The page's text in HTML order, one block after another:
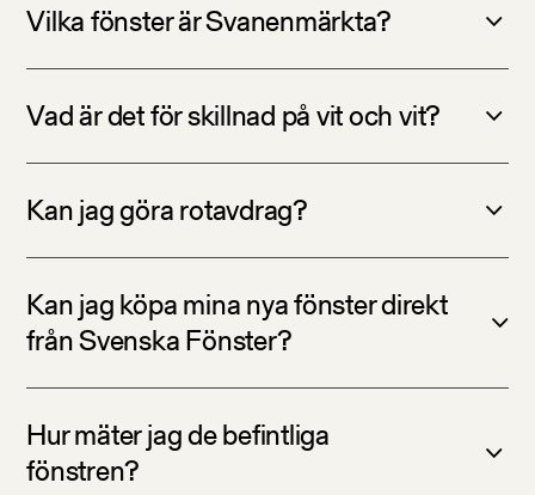
Vilka fönster är Svanenmärkta?
Vad är det för skillnad på vit och vit?
Kan jag göra rotavdrag?
Kan jag köpa mina nya fönster direkt
från Svenska Fönster?
Hur mäter jag de befintliga
fönstren?